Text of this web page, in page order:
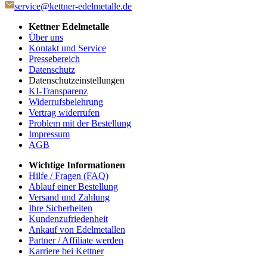
service@kettner-edelmetalle.de
Kettner Edelmetalle
Über uns
Kontakt und Service
Pressebereich
Datenschutz
Datenschutzeinstellungen
KI-Transparenz
Widerrufsbelehrung
Vertrag widerrufen
Problem mit der Bestellung
Impressum
AGB
Wichtige Informationen
Hilfe / Fragen (FAQ)
Ablauf einer Bestellung
Versand und Zahlung
Ihre Sicherheiten
Kundenzufriedenheit
Ankauf von Edelmetallen
Partner / Affiliate werden
Karriere bei Kettner